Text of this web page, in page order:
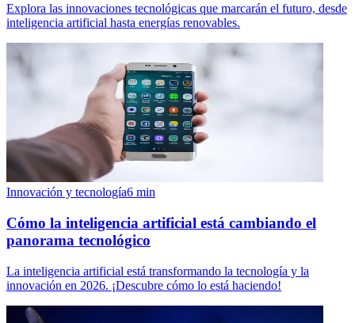
Explora las innovaciones tecnológicas que marcarán el futuro, desde
inteligencia artificial hasta energías renovables.
Innovación y tecnología6 min
Cómo la inteligencia artificial está cambiando el
panorama tecnológico
La inteligencia artificial está transformando la tecnología y la
innovación en 2026. ¡Descubre cómo lo está haciendo!